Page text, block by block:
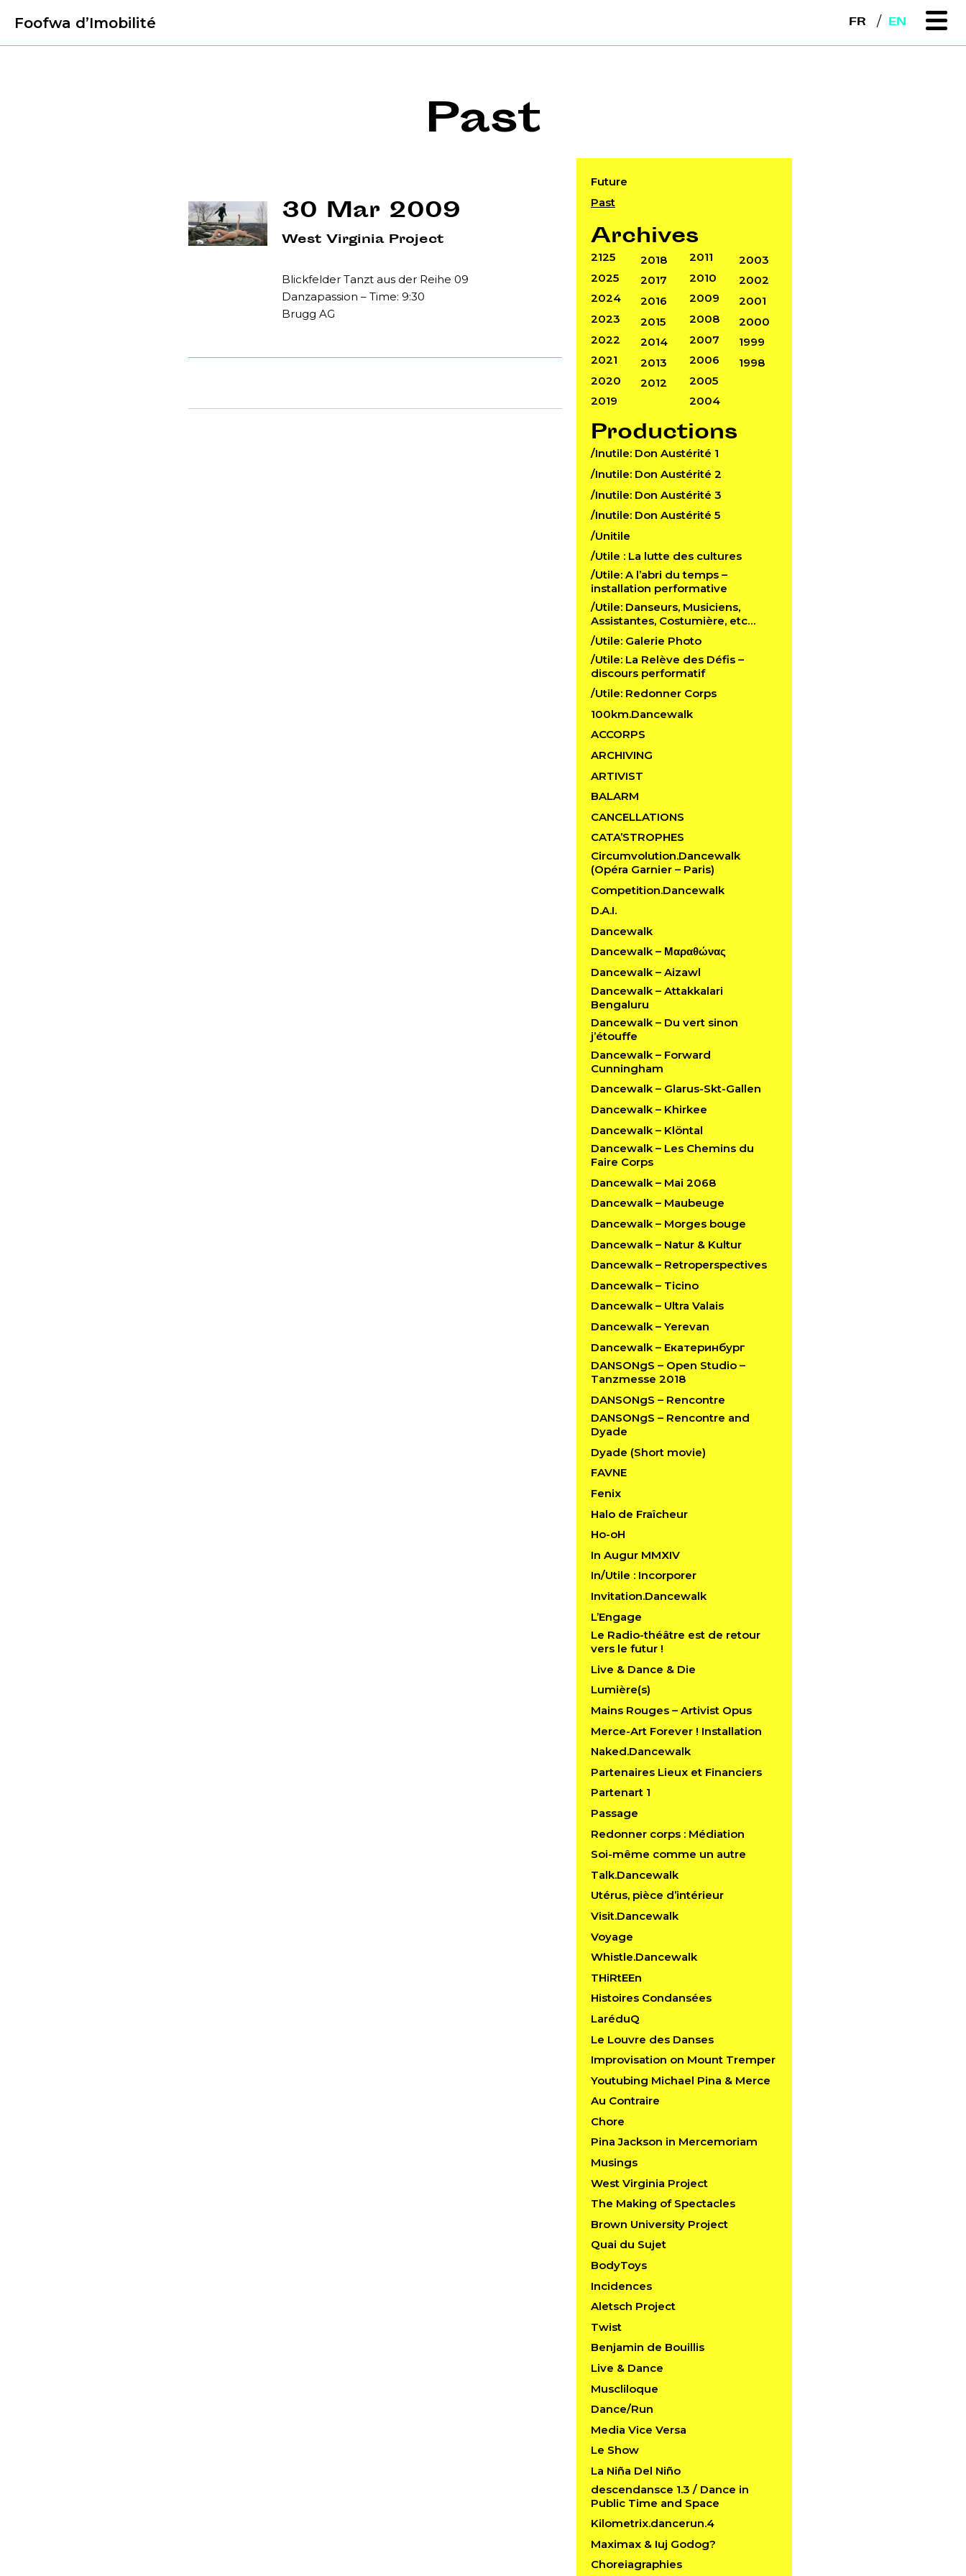
Foofwa d’Imobilité FR EN
Past
Future
Past
Archives
2125
2025
2024
2023
2022
2021
2020
2019
2018
2017
2016
2015
2014
2013
2012
2011
2010
2009
2008
2007
2006
2005
2004
2003
2002
2001
2000
1999
1998
Productions
/Inutile: Don Austérité 1
/Inutile: Don Austérité 2
/Inutile: Don Austérité 3
/Inutile: Don Austérité 5
/Unitile
/Utile : La lutte des cultures
/Utile: A l’abri du temps –
installation performative
/Utile: Danseurs, Musiciens,
Assistantes, Costumière, etc…
/Utile: Galerie Photo
/Utile: La Relève des Défis –
discours performatif
/Utile: Redonner Corps
100km.Dancewalk
ACCORPS
ARCHIVING
ARTIVIST
BALARM
CANCELLATIONS
CATA’STROPHES
Circumvolution.Dancewalk
(Opéra Garnier – Paris)
Competition.Dancewalk
D.A.I.
Dancewalk
Dancewalk – Μαραθώνας
Dancewalk – Aizawl
Dancewalk – Attakkalari
Bengaluru
Dancewalk – Du vert sinon
j’étouffe
Dancewalk – Forward
Cunningham
Dancewalk – Glarus-Skt-Gallen
Dancewalk – Khirkee
Dancewalk – Klöntal
Dancewalk – Les Chemins du
Faire Corps
Dancewalk – Mai 2068
Dancewalk – Maubeuge
Dancewalk – Morges bouge
Dancewalk – Natur & Kultur
Dancewalk – Retroperspectives
Dancewalk – Ticino
Dancewalk – Ultra Valais
Dancewalk – Yerevan
Dancewalk – Екатеринбург
DANSONgS – Open Studio –
Tanzmesse 2018
DANSONgS – Rencontre
DANSONgS – Rencontre and
Dyade
Dyade (Short movie)
FAVNE
Fenix
Halo de Fraîcheur
Ho-oH
In Augur MMXIV
In/Utile : Incorporer
Invitation.Dancewalk
L’Engage
Le Radio-théâtre est de retour
vers le futur !
Live & Dance & Die
Lumière(s)
Mains Rouges – Artivist Opus
Merce-Art Forever ! Installation
Naked.Dancewalk
Partenaires Lieux et Financiers
Partenart 1
Passage
Redonner corps : Médiation
Soi-même comme un autre
Talk.Dancewalk
Utérus, pièce d’intérieur
Visit.Dancewalk
Voyage
Whistle.Dancewalk
THiRtEEn
Histoires Condansées
LaréduQ
Le Louvre des Danses
Improvisation on Mount Tremper
Youtubing Michael Pina & Merce
Au Contraire
Chore
Pina Jackson in Mercemoriam
Musings
West Virginia Project
The Making of Spectacles
Brown University Project
Quai du Sujet
BodyToys
Incidences
Aletsch Project
Twist
Benjamin de Bouillis
Live & Dance
Muscliloque
Dance/Run
Media Vice Versa
Le Show
La Niña Del Niño
descendansce 1.3 / Dance in
Public Time and Space
Kilometrix.dancerun.4
Maximax & Iuj Godog?
Choreiagraphies
30 Mar 2009
West Virginia Project
Blickfelder Tanzt aus der Reihe 09
Danzapassion – Time: 9:30
Brugg AG